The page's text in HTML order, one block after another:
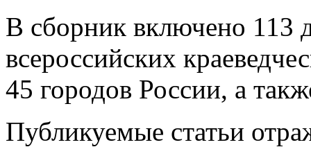
В сборник включено 113
всероссийских
45 городов России, а
Публикуемые статьи